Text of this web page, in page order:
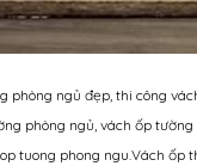
phòng ngủ đẹp, thi công
phòng ngủ, vách ốp
tuong phong ngu.Vách